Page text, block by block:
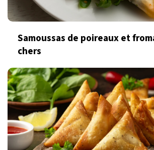
Samoussas de poireaux et
chers